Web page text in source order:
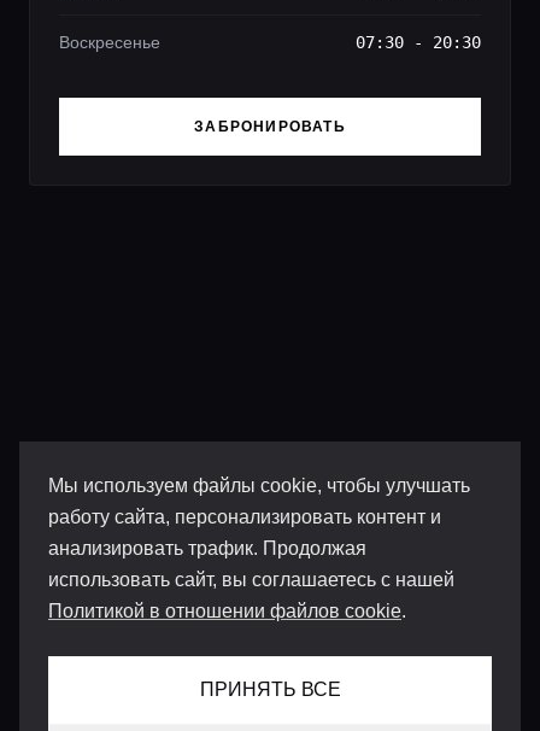
Мы используем файлы cookie, чтобы улучшать
работу сайта, персонализировать контент и
анализировать трафик. Продолжая
использовать сайт, вы соглашаетесь с нашей
Политикой в отношении файлов cookie.
ПРИНЯТЬ ВСЕ
Воскресенье 07:30 - 20:30
ЗАБРОНИРОВАТЬ